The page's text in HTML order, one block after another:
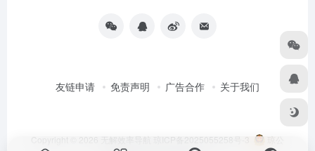
友链申请 免责声明 广告合作 关于我们
Copyright © 2026 无解效率导航 琼ICP备2025055258号-3
琼公